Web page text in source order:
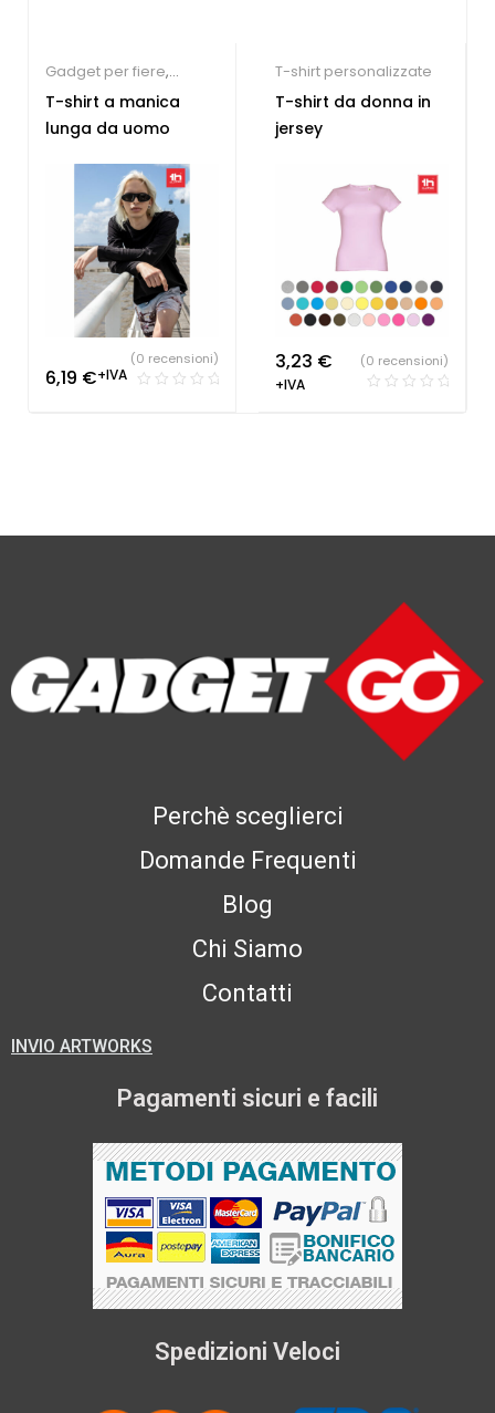
Gadget per fiere,
Società Sportive,T-shirt
personalizzate
T-shirt a manica
lunga da uomo
6,19 €+IVA
(0 recensioni)
T-shirt personalizzate
T-shirt da donna in
jersey
3,23 €
+IVA
(0 recensioni)
Perchè sceglierci
Domande Frequenti
Blog
Chi Siamo
Contatti
INVIO ARTWORKS
Pagamenti sicuri e facili
Spedizioni Veloci